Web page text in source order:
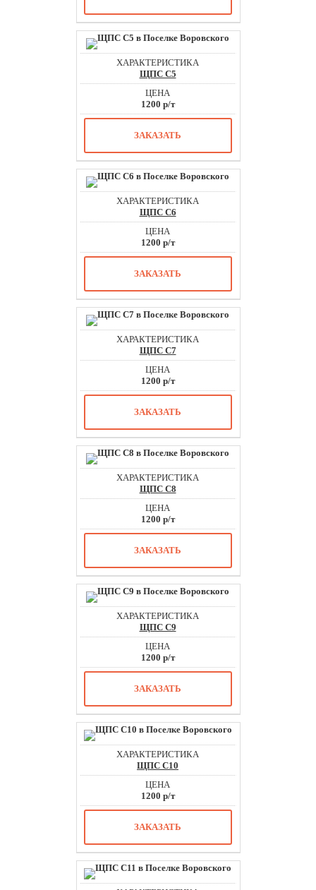
ЩПС С5
1200 р/т
ЗАКАЗАТЬ
ЩПС С6
1200 р/т
ЗАКАЗАТЬ
ЩПС С7
1200 р/т
ЗАКАЗАТЬ
ЩПС С8
1200 р/т
ЗАКАЗАТЬ
ЩПС С9
1200 р/т
ЗАКАЗАТЬ
ЩПС С10
1200 р/т
ЗАКАЗАТЬ